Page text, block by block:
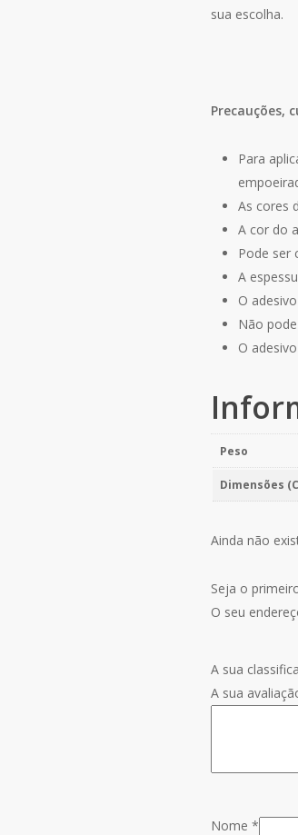
sua escolha.
Precauções,
Para
As cores
A cor do
Pode ser
A
O
Não
O
Peso
Dimensões
Ainda não
Seja o
O seu
A sua
A sua
Nome *